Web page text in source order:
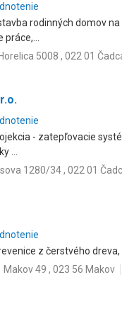
rodinných domov
Horelica 5008 , 022 01
- zatepľovacie
...
1280/34 , 022 01
z čerstvého
Makov 49 , 023 56 Makov